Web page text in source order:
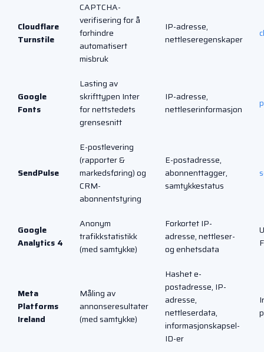
Cloudflare
Turnstile
CAPTCHA-
verifisering for å
forhindre
automatisert
misbruk
IP-adresse,
nettleseregenskaper
Google
Fonts
Lasting av
skrifttypen Inter
for nettstedets
grensesnitt
IP-adresse,
nettleserinformasjon
SendPulse
E-postlevering
(rapporter &
markedsføring) og
CRM-
abonnentstyring
E-postadresse,
abonnenttagger,
samtykkestatus
Google
Analytics 4
Anonym
trafikkstatistikk
(med samtykke)
Forkortet IP-
adresse, nettleser-
og enhetsdata
Meta
Platforms
Ireland
Måling av
annonseresultater
(med samtykke)
Hashet e-
postadresse, IP-
adresse,
nettleserdata,
informasjonskapsel-
ID-er